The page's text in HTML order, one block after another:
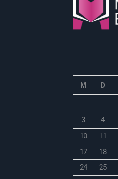
M D
3
4
10
11
17
18
24
25